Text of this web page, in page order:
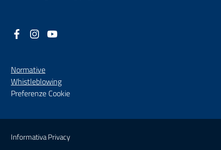
Facebook
(nuova scheda - new tab)
Instagram
(nuova scheda - new tab)
Normative
Whistleblowing(nuova scheda - new tab)
Preferenze Cookie
Sezione Link Utili
Informativa Privacy